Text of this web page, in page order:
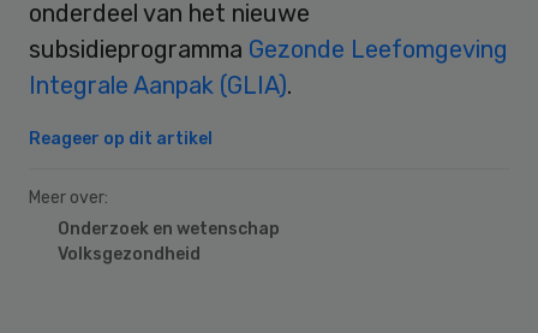
onderdeel van het nieuwe
subsidieprogramma Gezonde Leefomgeving
Integrale Aanpak (GLIA).
Reageer op dit artikel
Meer over:
Onderzoek en wetenschap
Volksgezondheid